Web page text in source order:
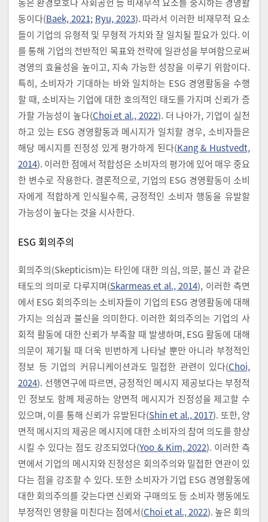
동이다(Baek, 2021; Ryu, 2023). 따라서 이러한 비재무적 요소
들이 기업의 유형적 및 무형적 가치와 잘 일치될 필요가 있다. 이
를 통해 기업의 전반적인 목표와 전략에 일관성을 부여함으로써
경영의 효율성을 높이고, 지속 가능한 성장을 이루기 위함이다.
특히, 소비자가 기대하는 바와 일치하는 ESG 경영활동을 수행
할 때, 소비자는 기업에 대한 호의적인 태도를 가지며 신뢰가 증
가할 가능성이 높다(Choi et al., 2022). 더 나아가, 기업이 실천
하고 있는 ESG 경영활동과 메시지가 일치할 경우, 소비자들은
해당 메시지를 진정성 있게 평가하게 된다(Kang & Hustvedt,
2014). 이러한 점에서 적합성은 소비자의 평가에 있어 매우 중요
한 변수로 작용한다. 결론적으로, 기업의 ESG 경영활동이 소비
자에게 적합하게 인식될수록, 긍정적인 소비자 행동을 유발할
가능성이 높다는 것을 시사한다.
ESG 회의주의
회의주의(Skepticism)는 타인에 대한 의심, 의문, 불신 과 같은
태도의 의미로 다루지며(Skarmeas et al., 2014), 이러한 측면
에서 ESG 회의주의는 소비자들이 기업의 ESG 경영활동에 대해
가지는 의심과 불신을 의미한다. 이러한 회의주의는 기업의 사
회적 활동에 대한 신뢰가 부족할 때 발생하며, ESG 활동에 대해
의문이 제기될 때 더욱 빈번하게 나타날 뿐만 아니라 부정적인
정보 등 기업의 커뮤니케이션과도 밀접한 관련이 있다(Choi,
2024). 선행연구에 따르면, 긍정적인 메시지 제공보다는 부정적
인 정보도 함께 제공하는 양면적 메시지가 진정성을 제고할 수
있으며, 이를 통해 신뢰가 유발된다(Shin et al., 2017). 또한, 양
면적 메시지의 제공은 메시지에 대한 소비자의 참여 의도를 향상
시킬 수 있다는 점도 강조되었다(Yoo & Kim, 2022). 이러한 측
면에서 기업의 메시지와 진정성은 회의주의와 밀접한 연관이 있
다는 점을 강조할 수 있다. 또한 소비자가 기업 ESG 경영활동에
대한 회의주의를 갖는다면 신뢰와 구매의도 등 소비자 행동에도
부정적인 영향을 미친다는 점에서(Choi et al., 2022). 높은 회의